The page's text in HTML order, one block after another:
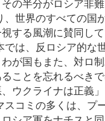
、世界のすべての国
する風潮に賛同し
では、反ロシア的な
が国もまた、対ロ
ことを忘れるべきで
ウクライナは正義
コミの多くは、プ